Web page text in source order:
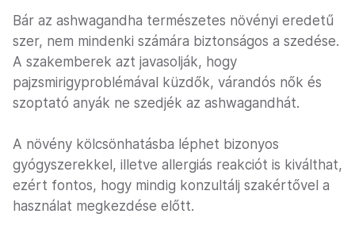
Bár az ashwagandha természetes növényi eredetű
szer, nem mindenki számára biztonságos a szedése.
A szakemberek azt javasolják, hogy
pajzsmirigyproblémával küzdők, várandós nők és
szoptató anyák ne szedjék az ashwagandhát.
A növény kölcsönhatásba léphet bizonyos
gyógyszerekkel, illetve allergiás reakciót is kiválthat,
ezért fontos, hogy mindig konzultálj szakértővel a
használat megkezdése előtt.